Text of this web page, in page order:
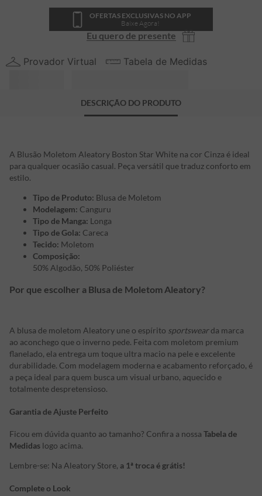
OFERTAS EXCLUSIVAS NO APP
Baixe Agora!
Eu quero de presente
Provador Virtual Tabela de Medidas
DESCRIÇÃO DO PRODUTO
A Blusão Moletom Aleatory Boston Star White na cor Cinza é ideal
para qualquer ocasião casual. Peça versátil que traduz conforto em
estilo.
Tipo de Produto: Blusa de Moletom
Modelagem: Canguru
Tipo de Manga: Longa
Tipo de Gola: Careca
Tecido: Moletom
Composição:
50% Algodão, 50% Poliéster
Por que escolher a Blusa de Moletom Aleatory?
A blusa de moletom Aleatory une o espírito sportswearda marca
ao aconchego que o inverno pede. Feita com moletom premium
flanelado, ela entrega um toque ultra macio na pele e excelente
durabilidade. Com modelagem moderna e acabamento reforçado, é
a peça ideal para quem busca um visual urbano, aquecido e
totalmente despretensioso.
Garantia de Ajuste Perfeito
Ficou em dúvida quanto ao tamanho? Confira a nossa Tabela de
Medidas logo acima.
Lembre-se: Na Aleatory Store, a 1ª troca é grátis!
Complete o Look